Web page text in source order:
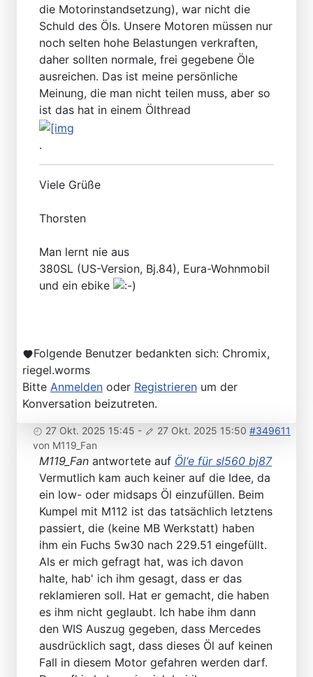
die Motorinstandsetzung), war nicht die
Schuld des Öls. Unsere Motoren müssen nur
noch selten hohe Belastungen verkraften,
daher sollten normale, frei gegebene Öle
ausreichen. Das ist meine persönliche
Meinung, die man nicht teilen muss, aber so
ist das hat in einem Ölthread
.
Viele Grüße
Thorsten
Man lernt nie aus
380SL (US-Version, Bj.84), Eura-Wohnmobil
und ein ebike
Folgende Benutzer bedankten sich: Chromix,
riegel.worms
Bitte Anmelden oder Registrieren um der
Konversation beizutreten.
27 Okt. 2025 15:45 - 27 Okt. 2025 15:50 #349611
von M119_Fan
M119_Fan antwortete auf Öl‘e für sl560 bj87
Vermutlich kam auch keiner auf die Idee, da
ein low- oder midsaps Öl einzufüllen. Beim
Kumpel mit M112 ist das tatsächlich letztens
passiert, die (keine MB Werkstatt) haben
ihm ein Fuchs 5w30 nach 229.51 eingefüllt.
Als er mich gefragt hat, was ich davon
halte, hab' ich ihm gesagt, dass er das
reklamieren soll. Hat er gemacht, die haben
es ihm nicht geglaubt. Ich habe ihm dann
den WIS Auszug gegeben, dass Mercedes
ausdrücklich sagt, dass dieses Öl auf keinen
Fall in diesem Motor gefahren werden darf.